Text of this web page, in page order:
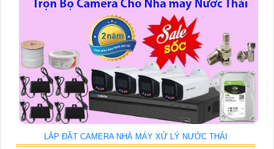
LẮP ĐẶT CAMERA NHÀ MÁY XỬ LÝ NƯỚC THẢI